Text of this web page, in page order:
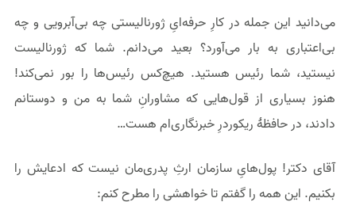
می‌دانید این جمله در کارِ حرفه‌ایِ ژورنالیستی چه بی‌آبرویی و چه
بی‌اعتباری به بار می‌آورد؟ بعید می‌دانم. شما که ژورنالیست
نیستید، شما رئیس هستید. هیچ‌کس رئیس‌ها را بور نمی‌کند!
هنوز بسیاری از قول‌هایی که مشاورانِ شما به من و دوستانم
دادند، در حافظهٔ ریکوردرِ خبرنگاری‌ام هست…
آقای دکتر! پول‌هایِ سازمان ارثِ پدری‌مان نیست که ادعایش را
بکنیم. این همه را گفتم تا خواهشی را مطرح کنم: